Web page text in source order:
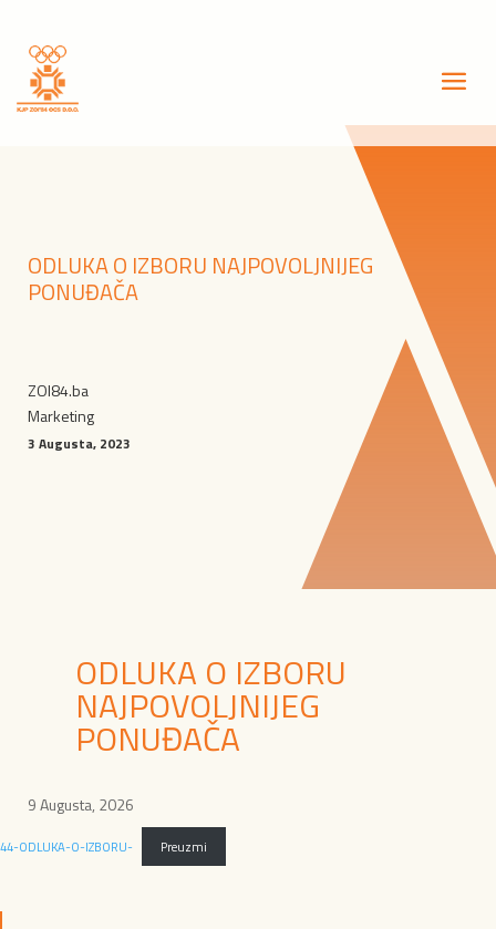
ODLUKA O IZBORU NAJPOVOLJNIJEG
PONUĐAČA
ZOI84.ba
Marketing
3 Augusta, 2023
ODLUKA O IZBORU
NAJPOVOLJNIJEG
PONUĐAČA
9 Augusta, 2026
44-ODLUKA-O-IZBORU- Preuzmi